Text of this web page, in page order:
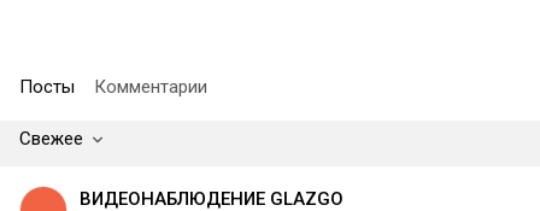
Посты Комментарии
Свежее
ВИДЕОНАБЛЮДЕНИЕ GLAZGO